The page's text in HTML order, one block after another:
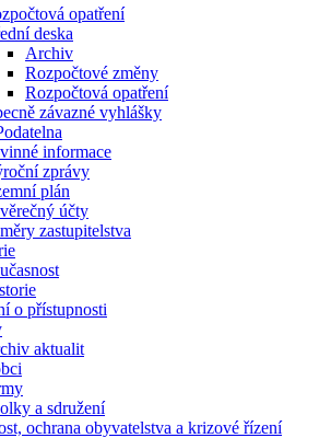
opatření
deska
Archiv
Rozpočtové změny
Rozpočtová opatření
závazné vyhlášky
informace
zprávy
plán
účty
zastupitelstva
o přístupnosti
aktualit
a sdružení
ochrana obyvatelstva a krizové řízení